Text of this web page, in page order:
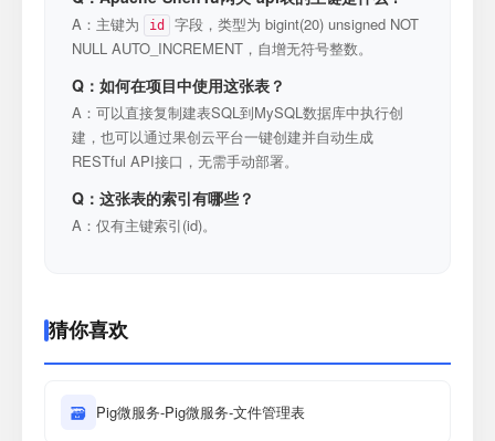
A：主键为 id
字段，类型为 bigint(20) unsigned NOT
NULL AUTO_INCREMENT，自增无符号整数。
Q：如何在项目中使用这张表？
A：可以直接复制建表SQL到MySQL数据库中执行创
建，也可以通过果创云平台一键创建并自动生成
RESTful API接口，无需手动部署。
Q：这张表的索引有哪些？
A：仅有主键索引(id)。
猜你喜欢
🗃 Pig微服务-Pig微服务-文件管理表